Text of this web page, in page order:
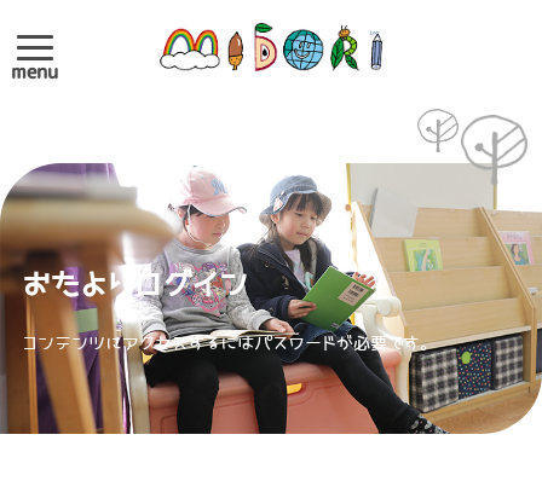
menu
おたよりログイン
コンテンツにアクセスするにはパスワードが必要です。